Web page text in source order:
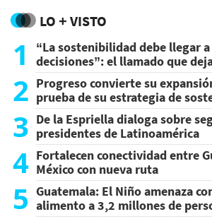
LO + VISTO
1
“La sostenibilidad debe llegar a
decisiones”: el llamado que
2 Progreso convierte su
prueba de su estrategia de
3 De la Espriella dialoga sobre
presidentes de Latinoamérica
4 Fortalecen conectividad entre
México con nueva ruta
5 Guatemala: El Niño amenaza
alimento a 3,2 millones de